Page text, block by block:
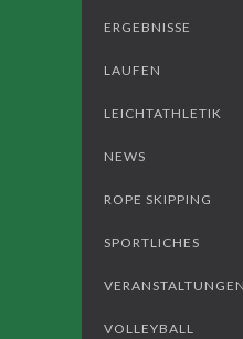
ERGEBNISSE
LAUFEN
LEICHTATHLETIK
NEWS
ROPE SKIPPING
SPORTLICHES
VERANSTALTUNGEN
VOLLEYBALL